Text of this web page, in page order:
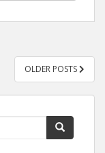
OLDER POSTS